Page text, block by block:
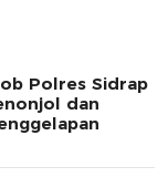
Polres Sidrap
dan